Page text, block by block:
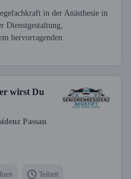
in der Anästhesie in
Dienstgestaltung,
hervorragenden
wirst Du
Passau
Teilzeit